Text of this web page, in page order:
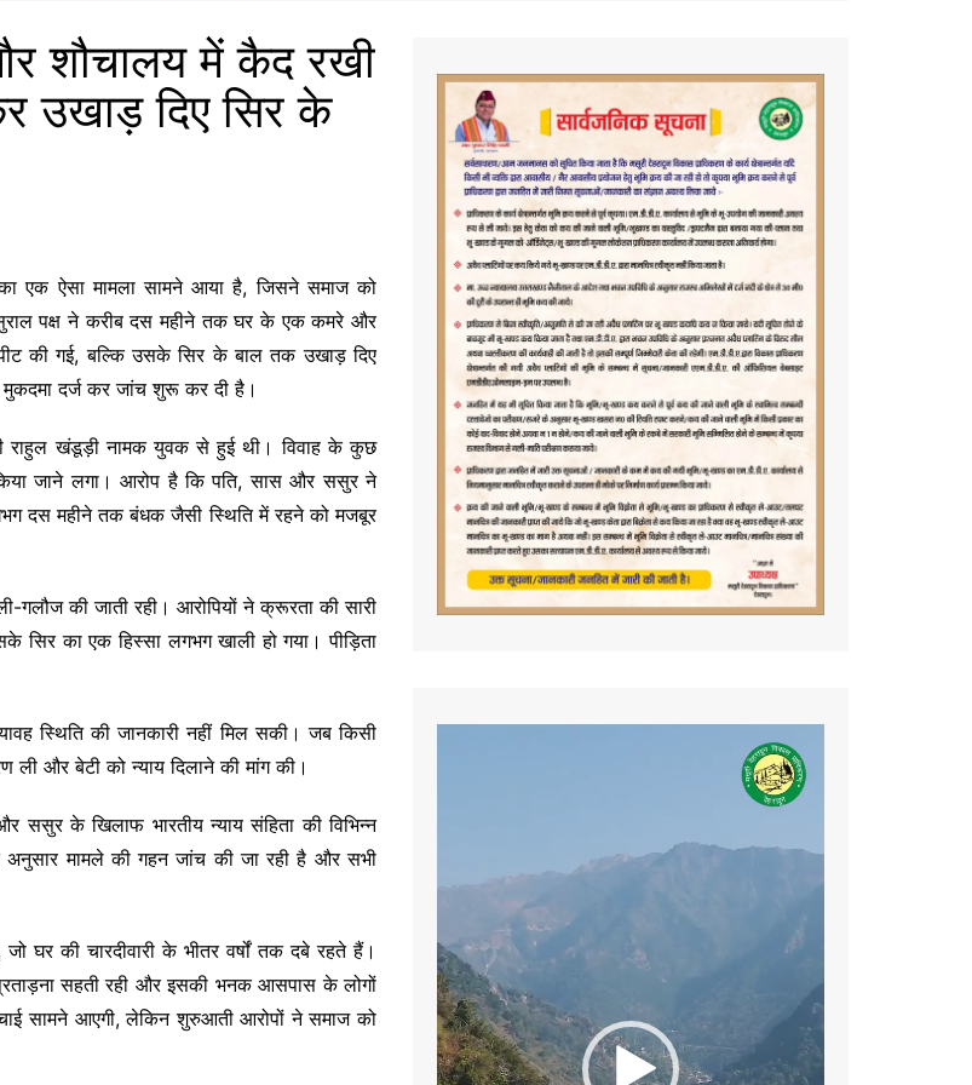
शौचालय में कैद रखी
उखाड़ दिए सिर के
एक ऐसा मामला सामने आया है, जिसने समाज को
पक्ष ने करीब दस महीने तक घर के एक कमरे और
की गई, बल्कि उसके सिर के बाल तक उखाड़ दिए
दर्ज कर जांच शुरू कर दी है।
राहुल खंडूड़ी नामक युवक से हुई थी। विवाह के कुछ
जाने लगा। आरोप है कि पति, सास और ससुर ने
दस महीने तक बंधक जैसी स्थिति में रहने को मजबूर
गलौज की जाती रही। आरोपियों ने क्रूरता की सारी
का एक हिस्सा लगभग खाली हो गया। पीड़िता
स्थिति की जानकारी नहीं मिल सकी। जब किसी
ली और बेटी को न्याय दिलाने की मांग की।
ससुर के खिलाफ भारतीय न्याय संहिता की विभिन्न
अनुसार मामले की गहन जांच की जा रही है और सभी
घर की चारदीवारी के भीतर वर्षों तक दबे रहते हैं।
सहती रही और इसकी भनक आसपास के लोगों
सामने आएगी, लेकिन शुरुआती आरोपों ने समाज को